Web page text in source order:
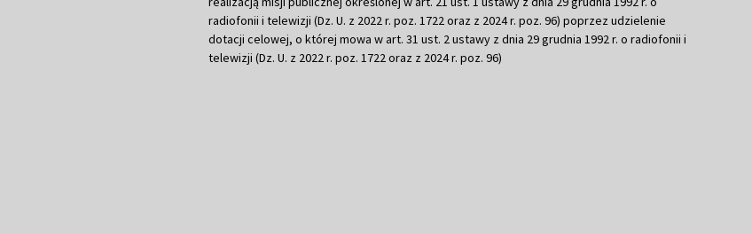
radiofonii i telewizji (Dz. U. z 2022 r. poz. 1722 oraz z 2024 r. poz. 96) poprzez udzielenie
dotacji celowej, o której mowa w art. 31 ust. 2 ustawy z dnia 29 grudnia 1992 r. o radiofonii i
telewizji (Dz. U. z 2022 r. poz. 1722 oraz z 2024 r. poz. 96)